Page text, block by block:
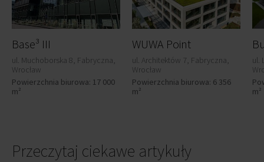
Base³ III
ul. Muchoborska 8, Fabryczna,
Wrocław
Powierzchnia biurowa: 17 000
m²
WUWA Point
ul. Architektów 7, Fabryczna,
Wrocław
Powierzchnia biurowa: 6 356
m²
ul.
m²
Przeczytaj ciekawe artykuły